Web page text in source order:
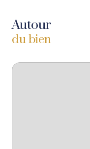
Autour
du bien